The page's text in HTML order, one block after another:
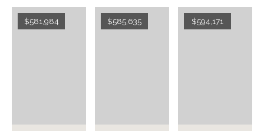
$581,984 $585,635 $594,171